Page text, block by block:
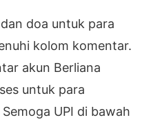
doa untuk para
kolom komentar.
akun Berliana
untuk para
UPI di bawah